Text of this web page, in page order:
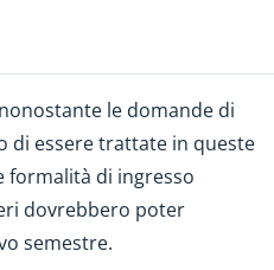
le domande di
di essere trattate in queste
di ingresso
dovrebbero poter
semestre.